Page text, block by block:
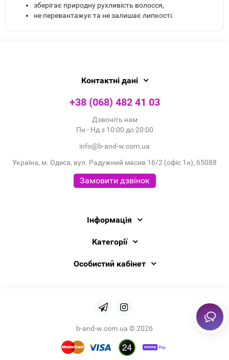
зберігає природну рухливість волосся,
не перевантажує та не залишає липкості.
Контактні дані
+38 (068) 482 41 03
Дзвоніть нам
Пн - Нд з 10:00 до 20:00
info@b-and-w.com.ua
Україна, м. Одеса, вул. Радужний масив 16/2 (офіс 1н), 65088
Замовити дзвінок
Інформація
Категорії
Особистий кабінет
b-and-w.com.ua © 2026